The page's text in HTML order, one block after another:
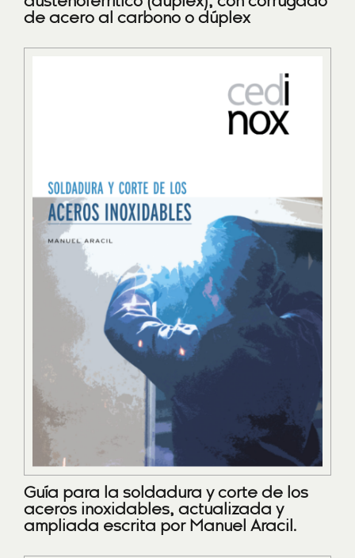
de acero al carbono o dúplex
Guía para la soldadura y corte de los
aceros inoxidables, actualizada y
ampliada escrita por Manuel Aracil.